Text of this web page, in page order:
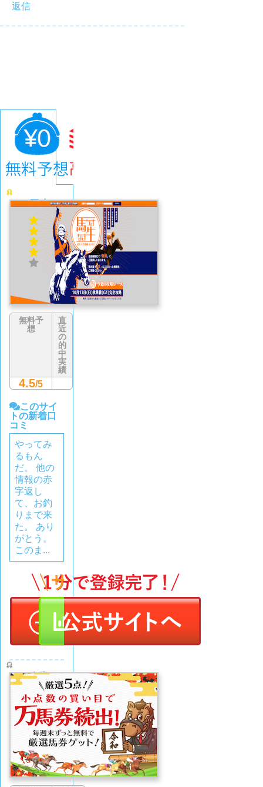
返信
馬生
4.1 (671
件)
無料予
想
直
近
の
的
中
実
績
4.5/5
このサイ
トの新着口
コミ
やってみ
るもん
だ。 他の
情報の赤
字返し
て、お釣
りまで来
た。 あり
がとう。
このま...
令和ケ
イバ
評価
なし
(0
件)